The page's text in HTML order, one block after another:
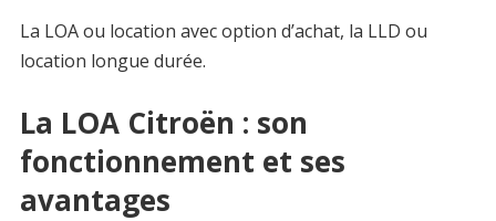
La LOA ou location avec option d’achat, la LLD ou
location longue durée.
La LOA Citroën : son
fonctionnement et ses
avantages